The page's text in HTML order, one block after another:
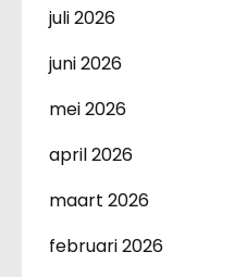
juli 2026
juni 2026
mei 2026
april 2026
maart 2026
februari 2026